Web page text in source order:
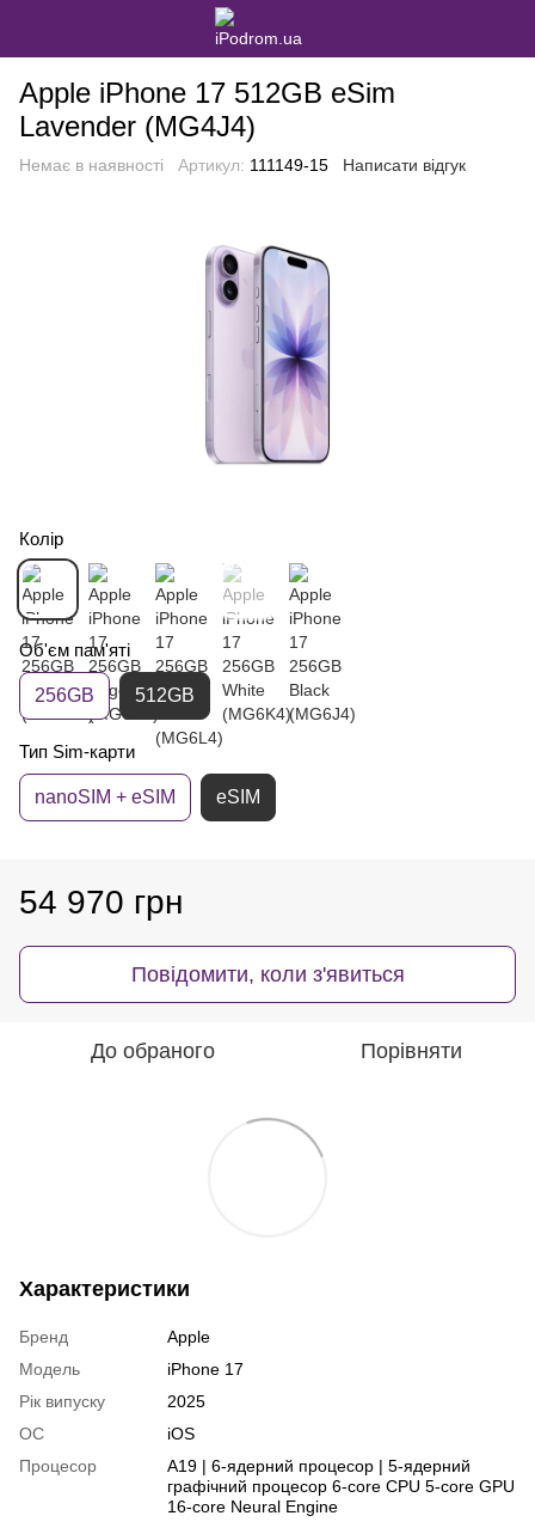
Apple iPhone 17 512GB eSim
Lavender (MG4J4)
Немає в наявності Артикул: 111149-15 Написати відгук
Колір
Об'єм пам'яті
256GB 512GB
Тип Sim-карти
nanoSIM + eSIM eSIM
54 970 грн
Повідомити, коли з'явиться
До обраного Порівняти
Характеристики
Бренд
Apple
Модель
iPhone 17
Рік випуску
2025
ОС
iOS
Процесор
A19 | 6-ядерний процесор | 5-ядерний
графічний процесор 6-core CPU 5-core GPU
16-core Neural Engine